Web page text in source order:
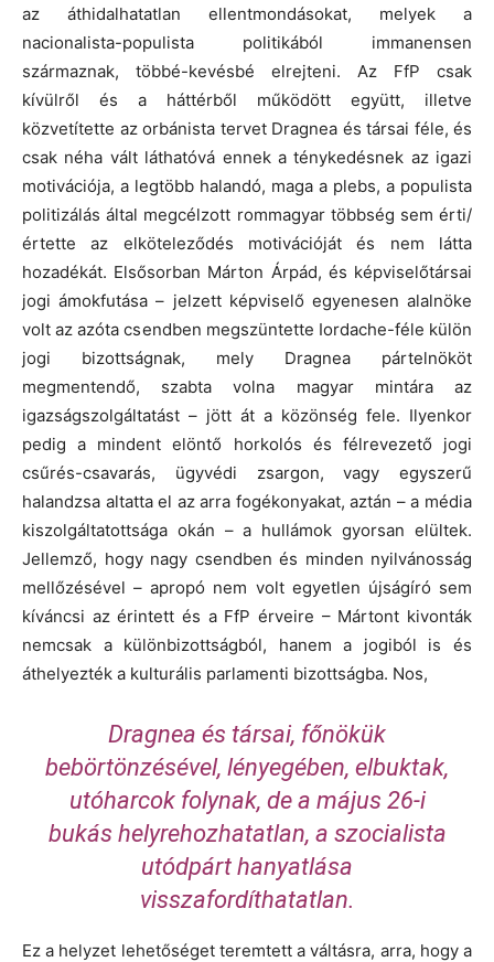
az áthidalhatatlan ellentmondásokat, melyek a
nacionalista-populista politikából immanensen
származnak, többé-kevésbé elrejteni. Az FfP csak
kívülről és a háttérből működött együtt, illetve
közvetítette az orbánista tervet Dragnea és társai féle, és
csak néha vált láthatóvá ennek a ténykedésnek az igazi
motivációja, a legtöbb halandó, maga a plebs, a populista
politizálás által megcélzott rommagyar többség sem érti/
értette az elköteleződés motivációját és nem látta
hozadékát. Elsősorban Márton Árpád, és képviselőtársai
jogi ámokfutása – jelzett képviselő egyenesen alalnöke
volt az azóta csendben megszüntette Iordache-féle külön
jogi bizottságnak, mely Dragnea pártelnököt
megmentendő, szabta volna magyar mintára az
igazságszolgáltatást – jött át a közönség fele. Ilyenkor
pedig a mindent elöntő horkolós és félrevezető jogi
csűrés-csavarás, ügyvédi zsargon, vagy egyszerű
halandzsa altatta el az arra fogékonyakat, aztán – a média
kiszolgáltatottsága okán – a hullámok gyorsan elültek.
Jellemző, hogy nagy csendben és minden nyilvánosság
mellőzésével – apropó nem volt egyetlen újságíró sem
kíváncsi az érintett és a FfP érveire – Mártont kivonták
nemcsak a különbizottságból, hanem a jogiból is és
áthelyezték a kulturális parlamenti bizottságba. Nos,
Dragnea és társai, főnökük
bebörtönzésével, lényegében, elbuktak,
utóharcok folynak, de a május 26-i
bukás helyrehozhatatlan, a szocialista
utódpárt hanyatlása
visszafordíthatatlan.
Ez a helyzet lehetőséget teremtett a váltásra, arra, hogy a